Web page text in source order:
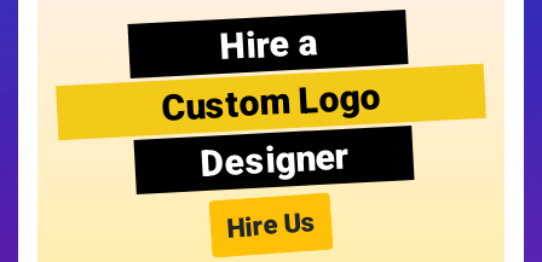
Hire a
Custom Logo
Designer
Hire Us